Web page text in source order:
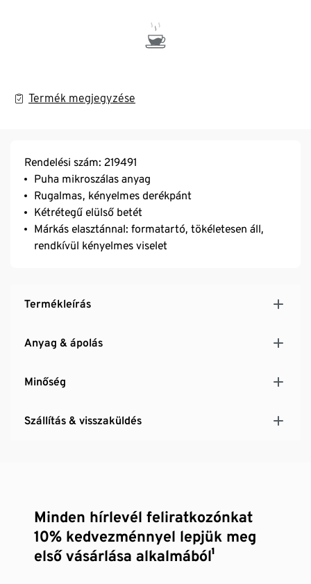
Termék megjegyzése
Rendelési szám: 219491
Puha mikroszálas anyag
Rugalmas, kényelmes derékpánt
Kétrétegű elülső betét
Márkás elasztánnal: formatartó, tökéletesen áll,
rendkívül kényelmes viselet
Termékleírás
Anyag & ápolás
Minőség
Szállítás & visszaküldés
Minden hírlevél feliratkozónkat
10% kedvezménnyel lepjük meg
első vásárlása alkalmából¹